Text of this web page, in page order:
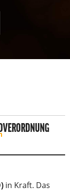
in Kraft. Das